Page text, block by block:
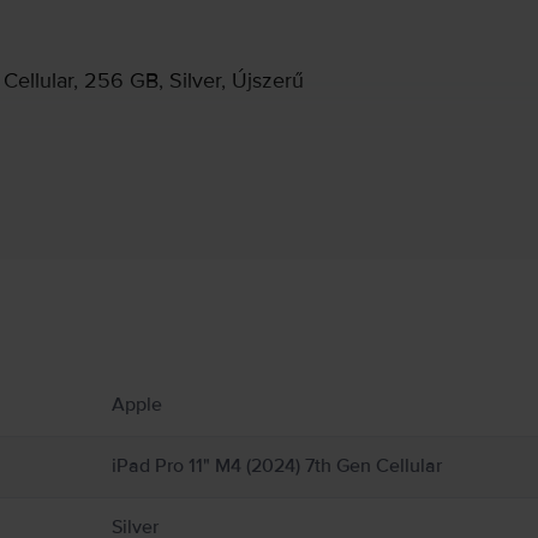
256 GB, Silver, Újszerű
készült, és érzékeny elektronikus alkatrészeket tartalmaz. Az iPad és az
gyanakszol az iPad-on vagy az akkumulátorán, azonnal hagyd abba a
a mobil eszközök vagy fejhallgatók használatát tiltó vagy korlátozó
iPad, illetve más tulajdon károsodását okozhatja. Részletes információ:
Apple
iPad Pro 11" M4 (2024) 7th Gen Cellular
Silver